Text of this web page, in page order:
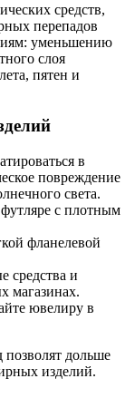
средств,
перепадов
уменьшению
слоя
пятен и
в
повреждение
света.
с плотным
фланелевой
средства и
магазинах.
ювелиру в
дольше
изделий.